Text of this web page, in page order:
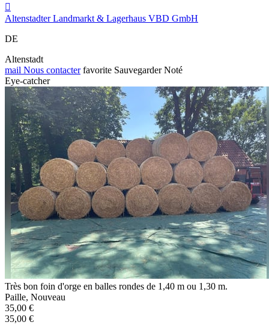

Altenstadter Landmarkt & Lagerhaus VBD GmbH
DE
Altenstadt
mail Nous contacter favorite Sauvegarder Noté
Eye-catcher
Très bon foin d'orge en balles rondes de 1,40 m ou 1,30 m.
Paille, Nouveau
35,00 €
35,00 €